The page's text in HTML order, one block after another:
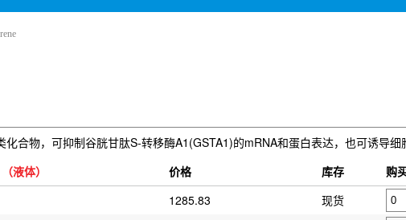
合物，可抑制谷胱甘肽S-转移酶A1(GSTA1)的mRNA和蛋白表达，也可诱导细
（液体） 价格 库存
购
1285.83
现货